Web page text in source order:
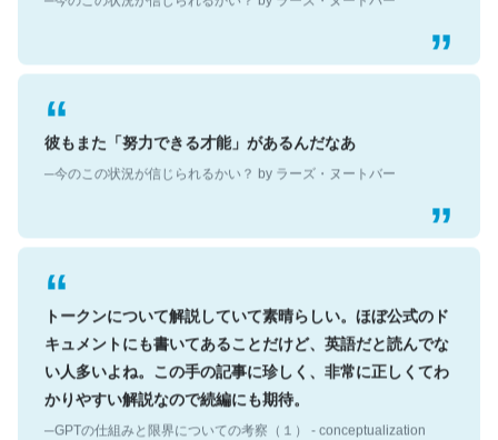
彼もまた「努力できる才能」があるんだなあ
─今のこの状況が信じられるかい？ by ラーズ・ヌートバー
トークンについて解説していて素晴らしい。ほぼ公式のド
キュメントにも書いてあることだけど、英語だと読んでな
い人多いよね。この手の記事に珍しく、非常に正しくてわ
かりやすい解説なので続編にも期待。
─GPTの仕組みと限界についての考察（１） - conceptualization